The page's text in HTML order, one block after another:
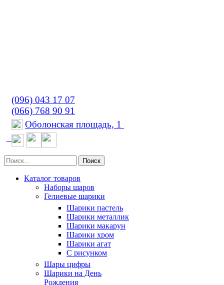
(096) 043 17 07
(066) 768 90 91
Оболонская площадь, 1
Поиск
Каталог товаров
Наборы шаров
Гелиевые шарики
Шарики пастель
Шарики металлик
Шарики макарун
Шарики хром
Шарики агат
С рисунком
Шары цифры
Шарики на День
Рождения